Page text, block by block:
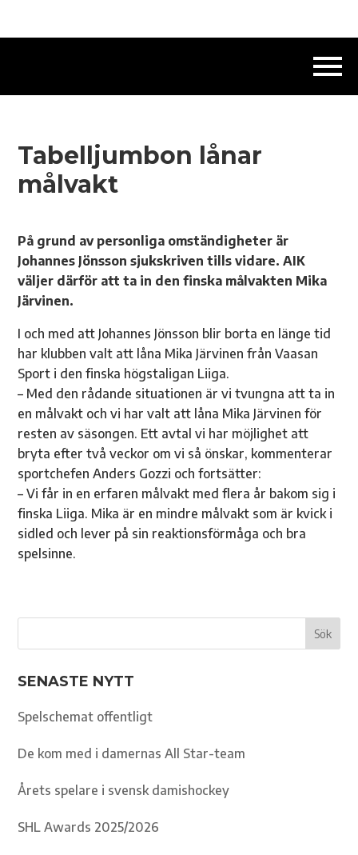
Tabelljumbon lånar
målvakt
På grund av personliga omständigheter är
Johannes Jönsson sjukskriven tills vidare. AIK
väljer därför att ta in den finska målvakten Mika
Järvinen.
I och med att Johannes Jönsson blir borta en länge tid
har klubben valt att låna Mika Järvinen från Vaasan
Sport i den finska högstaligan Liiga.
– Med den rådande situationen är vi tvungna att ta in
en målvakt och vi har valt att låna Mika Järvinen för
resten av säsongen. Ett avtal vi har möjlighet att
bryta efter två veckor om vi så önskar, kommenterar
sportchefen Anders Gozzi och fortsätter:
– Vi får in en erfaren målvakt med flera år bakom sig i
finska Liiga. Mika är en mindre målvakt som är kvick i
sidled och lever på sin reaktionsförmåga och bra
spelsinne.
SENASTE NYTT
Spelschemat offentligt
De kom med i damernas All Star-team
Årets spelare i svensk damishockey
SHL Awards 2025/2026